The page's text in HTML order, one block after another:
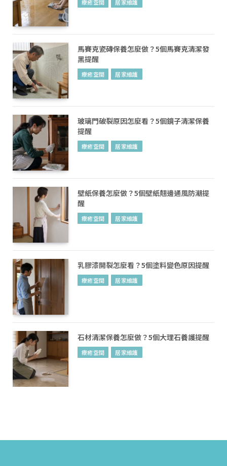
療癒空間 居家維護
馬賽克瓷磚保養怎麼做？5個馬賽克清潔發
黑提醒
療癒空間 居家維護
玻璃門破裂原因怎麼看？5個鏡子清潔保養
提醒
療癒空間 居家維護
壁紙保養怎麼做？5個壁紙翹邊通風防潮提
醒
療癒空間 居家維護
乳膠漆開裂怎麼看？5個塗料變色原因提醒
療癒空間 居家維護
石材清潔保養怎麼做？5個大理石養護提醒
療癒空間 居家維護